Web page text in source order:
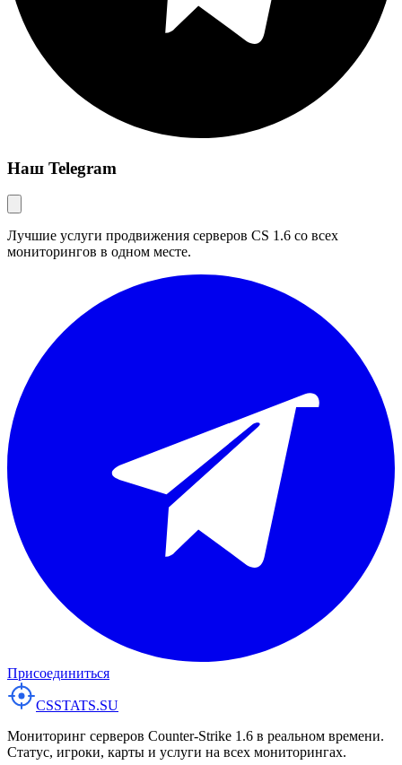
Наш Telegram
Лучшие услуги продвижения серверов CS 1.6 со всех
мониторингов в одном месте.
Присоединиться
CSSTATS.SU
Мониторинг серверов Counter-Strike 1.6 в реальном времени.
Статус, игроки, карты и услуги на всех мониторингах.